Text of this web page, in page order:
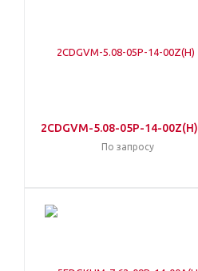
2CDGVM-5.08-05P-14-00Z(H)
По запросу